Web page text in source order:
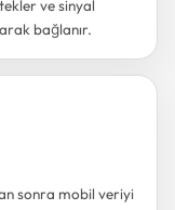
ve sinyal
bağlanır.
sonra mobil veriyi